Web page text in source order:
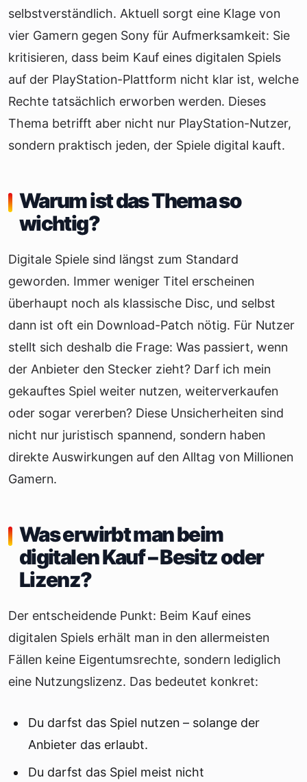
selbstverständlich. Aktuell sorgt eine Klage von
vier Gamern gegen Sony für Aufmerksamkeit: Sie
kritisieren, dass beim Kauf eines digitalen Spiels
auf der PlayStation-Plattform nicht klar ist, welche
Rechte tatsächlich erworben werden. Dieses
Thema betrifft aber nicht nur PlayStation-Nutzer,
sondern praktisch jeden, der Spiele digital kauft.
Warum ist das Thema so
wichtig?
Digitale Spiele sind längst zum Standard
geworden. Immer weniger Titel erscheinen
überhaupt noch als klassische Disc, und selbst
dann ist oft ein Download-Patch nötig. Für Nutzer
stellt sich deshalb die Frage: Was passiert, wenn
der Anbieter den Stecker zieht? Darf ich mein
gekauftes Spiel weiter nutzen, weiterverkaufen
oder sogar vererben? Diese Unsicherheiten sind
nicht nur juristisch spannend, sondern haben
direkte Auswirkungen auf den Alltag von Millionen
Gamern.
Was erwirbt man beim
digitalen Kauf – Besitz oder
Lizenz?
Der entscheidende Punkt: Beim Kauf eines
digitalen Spiels erhält man in den allermeisten
Fällen keine Eigentumsrechte, sondern lediglich
eine Nutzungslizenz. Das bedeutet konkret:
Du darfst das Spiel nutzen – solange der
Anbieter das erlaubt.
Du darfst das Spiel meist nicht